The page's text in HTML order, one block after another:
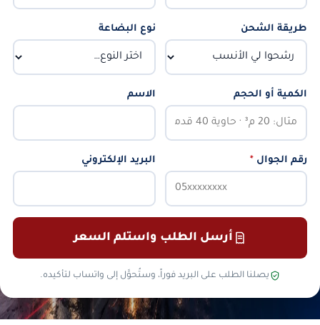
طريقة الشحن نوع البضاعة
الكمية أو الحجم الاسم
رقم الجوال * البريد الإلكتروني
أرسل الطلب واستلم السعر
يصلنا الطلب على البريد فوراً، وستُحوَّل إلى واتساب لتأكيده.